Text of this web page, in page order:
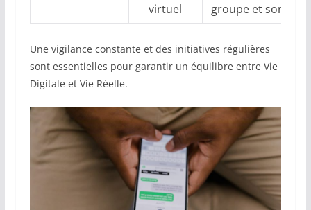
virtuel
groupe et sorties
Une vigilance constante et des initiatives régulières
sont essentielles pour garantir un équilibre entre Vie
Digitale et Vie Réelle.